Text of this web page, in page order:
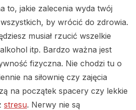
to, jakie zalecenia wyda twój
by wrócić do zdrowia.
musiał rzucić wszelkie
itp. Bardzo ważna jest
fizyczna. Nie chodzi tu o
na siłownię czy zajęcia
na początek spacery czy lekkie
stresu. Nerwy nie są